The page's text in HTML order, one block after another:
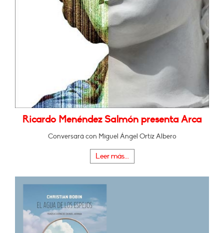
Ricardo Menéndez Salmón presenta Arca
Conversará con Miguel Ángel Ortíz Albero
Leer más...